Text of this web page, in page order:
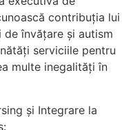
contribuția lui
învățare și autism
serviciile pentru
multe inegalități în
și Integrare la